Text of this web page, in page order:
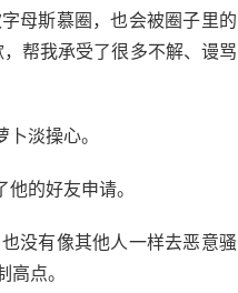
母斯慕圈，也会被圈子里的
帮我承受了很多不解、谩骂
淡操心。
的好友申请。
没有像其他人一样去恶意骚
点。